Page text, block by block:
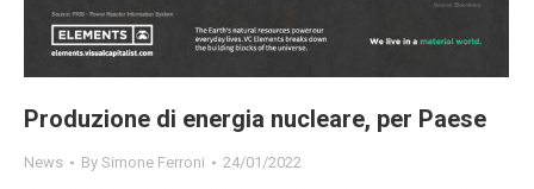
Produzione di energia nucleare, per Paese
News By Simone Ferroni 24/01/2022